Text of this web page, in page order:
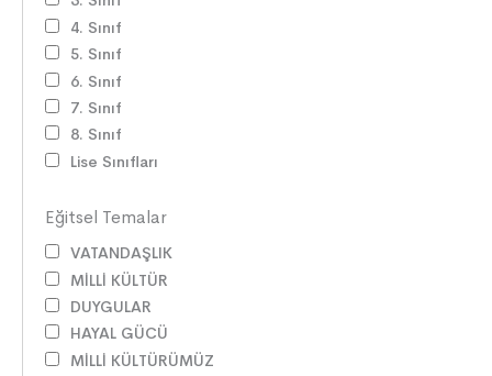
4. Sınıf
5. Sınıf
6. Sınıf
7. Sınıf
8. Sınıf
Lise Sınıfları
Eğitsel Temalar
VATANDAŞLIK
MİLLİ KÜLTÜR
DUYGULAR
HAYAL GÜCÜ
MİLLİ KÜLTÜRÜMÜZ